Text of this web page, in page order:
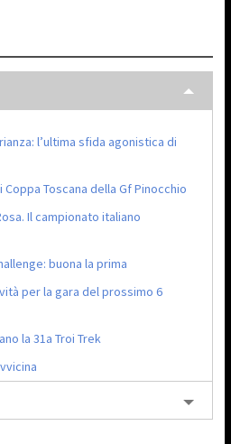
l’ultima sfida agonistica di
Toscana della Gf Pinocchio
Il campionato italiano
buona la prima
per la gara del prossimo 6
la 31a Troi Trek